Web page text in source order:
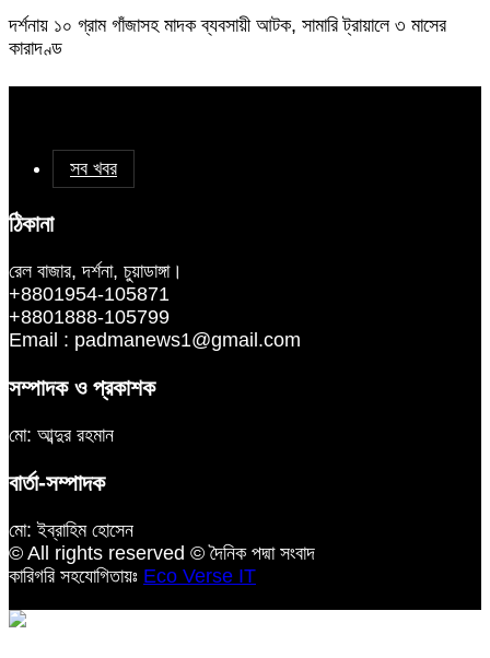
দর্শনায় ১০ গ্রাম গাঁজাসহ মাদক ব্যবসায়ী আটক, সামারি ট্রায়ালে ৩ মাসের
কারাদণ্ড
সব খবর
ঠিকানা
রেল বাজার, দর্শনা, চুয়াডাঙ্গা।
+8801954-105871
+8801888-105799
Email : padmanews1@gmail.com
সম্পাদক ও প্রকাশক
মো: আব্দুর রহমান
বার্তা-সম্পাদক
মো: ইব্রাহিম হোসেন
© All rights reserved © দৈনিক পদ্মা সংবাদ
কারিগরি সহযোগিতায়ঃ Eco Verse IT